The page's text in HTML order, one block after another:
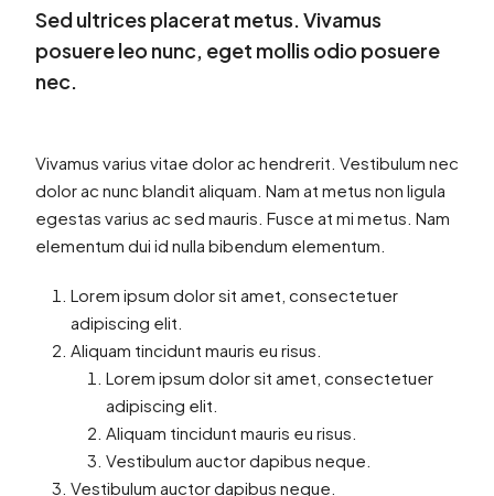
Sed ultrices placerat metus. Vivamus
posuere leo nunc, eget mollis odio posuere
nec.
Vivamus varius vitae dolor ac hendrerit. Vestibulum nec
dolor ac nunc blandit aliquam. Nam at metus non ligula
egestas varius ac sed mauris. Fusce at mi metus. Nam
elementum dui id nulla bibendum elementum.
Lorem ipsum dolor sit amet, consectetuer
adipiscing elit.
Aliquam tincidunt mauris eu risus.
Lorem ipsum dolor sit amet, consectetuer
adipiscing elit.
Aliquam tincidunt mauris eu risus.
Vestibulum auctor dapibus neque.
Vestibulum auctor dapibus neque.